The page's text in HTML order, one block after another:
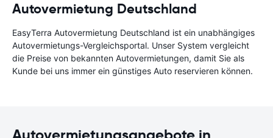
Autovermietung Deutschland
EasyTerra Autovermietung Deutschland ist ein unabhängiges
Autovermietungs-Vergleichsportal. Unser System vergleicht
die Preise von bekannten Autovermietungen, damit Sie als
Kunde bei uns immer ein günstiges Auto reservieren können.